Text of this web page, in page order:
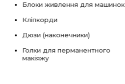
Блоки живлення для машинок
Кліпкорди
Дюзи (наконечники)
Голки для перманентного
макіяжу